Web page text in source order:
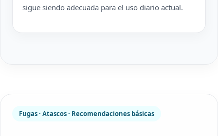
sigue siendo adecuada para el uso diario actual.
Fugas · Atascos · Recomendaciones básicas